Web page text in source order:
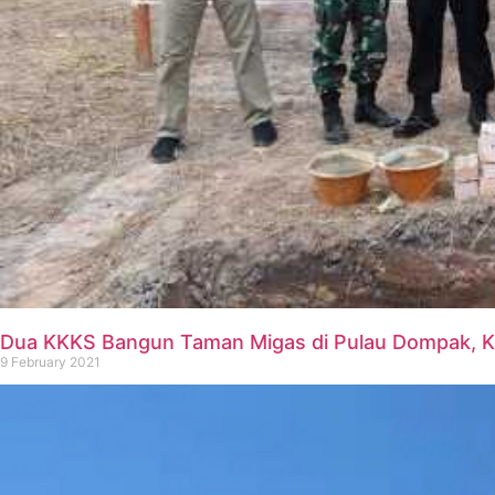
Dua KKKS Bangun Taman Migas di Pulau Dompak,
9 February 2021